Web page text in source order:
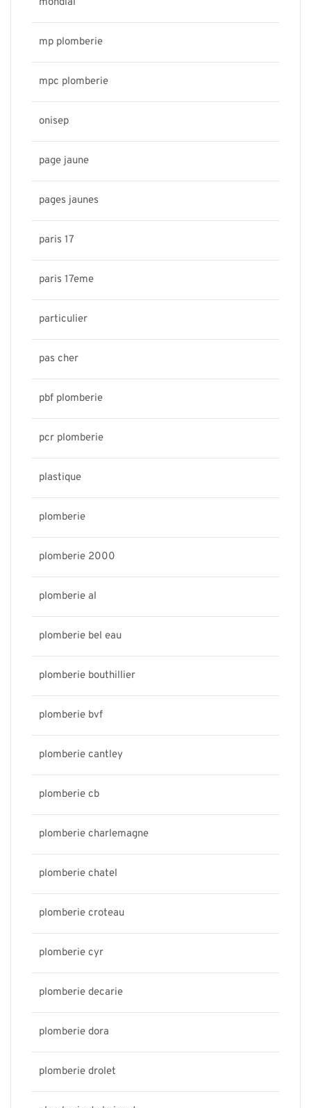
mp plomberie
mpc plomberie
onisep
page jaune
pages jaunes
paris 17
paris 17eme
particulier
pas cher
pbf plomberie
pcr plomberie
plastique
plomberie
plomberie 2000
plomberie al
plomberie bel eau
plomberie bouthillier
plomberie bvf
plomberie cantley
plomberie cb
plomberie charlemagne
plomberie chatel
plomberie croteau
plomberie cyr
plomberie decarie
plomberie dora
plomberie drolet